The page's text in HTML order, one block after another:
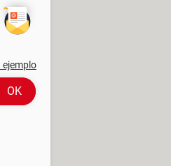
ejemplo